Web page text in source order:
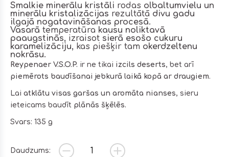
Smalkie minerālu kristāli rodas olbaltumvielu un
minerālu kristalizācijas rezultātā divu gadu
ilgajā nogatavināšanas procesā.
Vasarā temperatūra kausu noliktavā
paaugstinās, izraisot sierā esošo cukuru
karamelizāciju, kas piešķir tam okerdzeltenu
nokrāsu.
Reypenaer V.S.O.P. ir ne tikai izcils deserts, bet arī
piemērots baudīšanai jebkurā laikā kopā ar draugiem.
Lai atklātu visas garšas un aromāta nianses, sieru
ieteicams baudīt plānās šķēlēs.
Svars: 135 g
Daudzums: